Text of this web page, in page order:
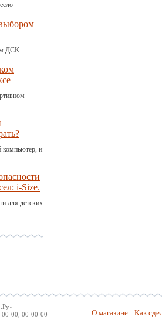
ДСК
компьютер, и
i-Size.
для детских
00, 00-00-00
О магазине Как